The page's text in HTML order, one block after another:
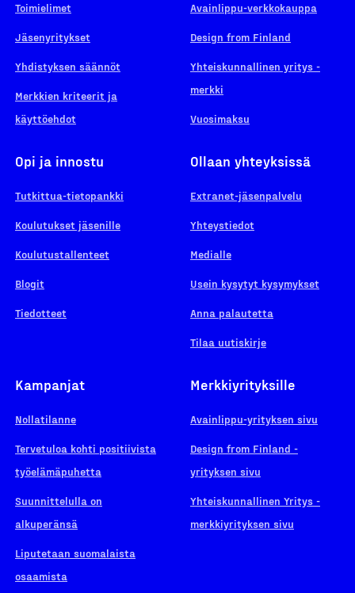
Toimielimet
Jäsenyritykset
Yhdistyksen säännöt
Merkkien kriteerit ja
käyttöehdot
Avainlippu-verkkokauppa
Design from Finland
Yhteiskunnallinen yritys -
merkki
Vuosimaksu
Opi ja innostu
Tutkittua-tietopankki
Koulutukset jäsenille
Koulutustallenteet
Blogit
Tiedotteet
Ollaan yhteyksissä
Extranet-jäsenpalvelu
Yhteystiedot
Medialle
Usein kysytyt kysymykset
Anna palautetta
Tilaa uutiskirje
Kampanjat
Nollatilanne
Tervetuloa kohti positiivista
työelämäpuhetta
Suunnittelulla on
alkuperänsä
Liputetaan suomalaista
osaamista
Merkkiyrityksille
Avainlippu-yrityksen sivu
Design from Finland -
yrityksen sivu
Yhteiskunnallinen Yritys -
merkkiyrityksen sivu